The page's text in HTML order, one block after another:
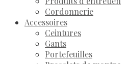
Cordonnerie
Accessoires
Ceintures
Gants
Portefeuilles